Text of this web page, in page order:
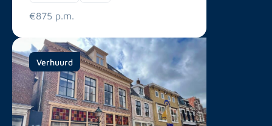
€875 p.m.
Verhuurd